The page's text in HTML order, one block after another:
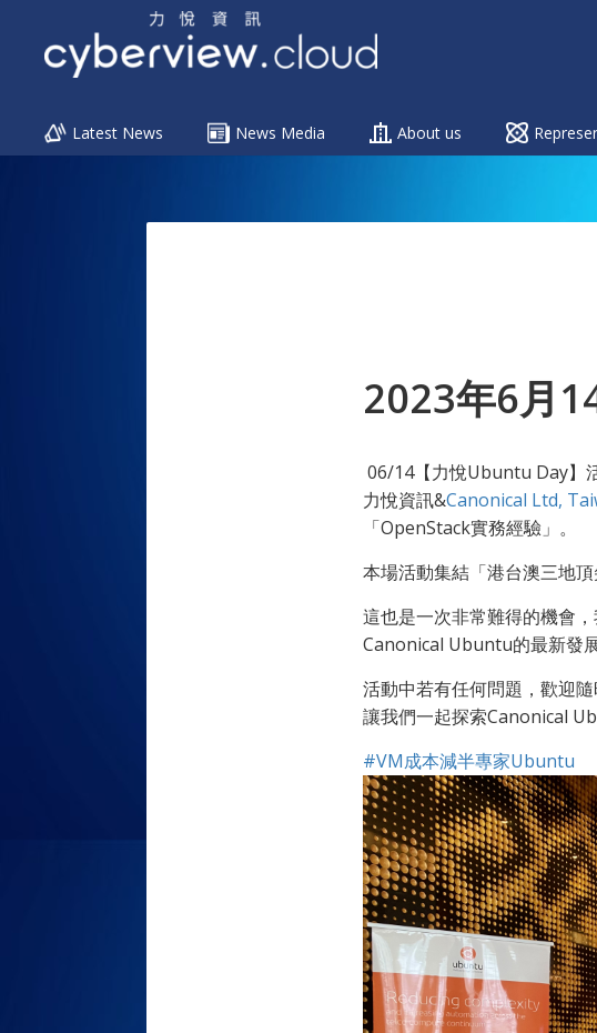
Latest News News Media About us
2023年6月
06/14【力悅Ubuntu Day】
力悅資訊&Canonical Ltd,
「OpenStack實務經驗」。
本場活動集結「港台澳三地
這也是一次非常難得的機會
Canonical Ubuntu的最新發
活動中若有任何問題，歡迎隨
讓我們一起探索Canonical
#VM成本減半專家Ubuntu